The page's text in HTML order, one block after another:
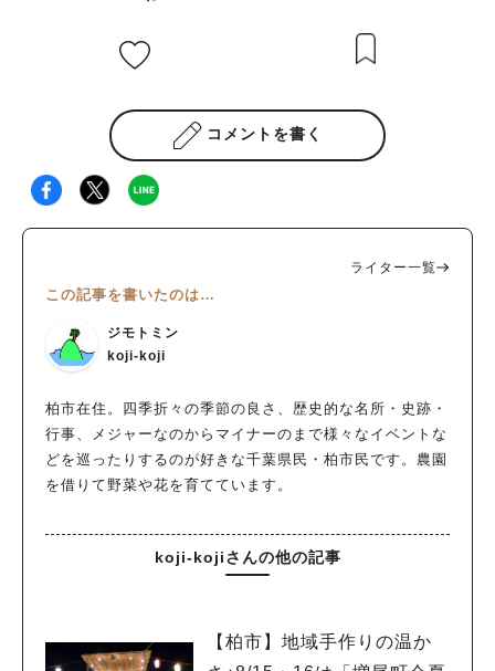
コメントを書く
ライター一覧
この記事を書いたのは…
ジモトミン
koji-koji
柏市在住。四季折々の季節の良さ、歴史的な名所・史跡・
行事、メジャーなのからマイナーのまで様々なイベントな
どを巡ったりするのが好きな千葉県民・柏市民です。農園
を借りて野菜や花を育てています。
koji-kojiさんの他の記事
【柏市】地域手作りの温か
#ラーメン#ショッピング#カフェ#スイーツ#パン#カレー#柏駅